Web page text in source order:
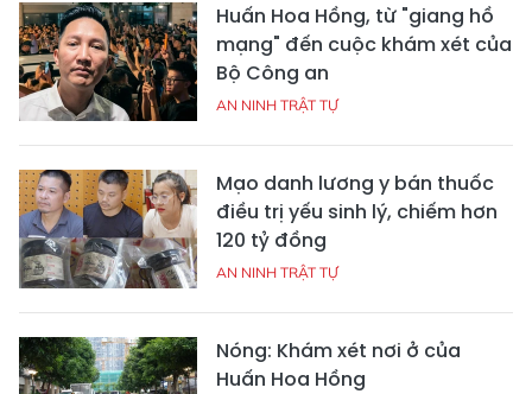
Huấn Hoa Hồng, từ "giang hồ
mạng" đến cuộc khám xét của
Bộ Công an
AN NINH TRẬT TỰ
Mạo danh lương y bán thuốc
điều trị yếu sinh lý, chiếm hơn
120 tỷ đồng
AN NINH TRẬT TỰ
Nóng: Khám xét nơi ở của
Huấn Hoa Hồng